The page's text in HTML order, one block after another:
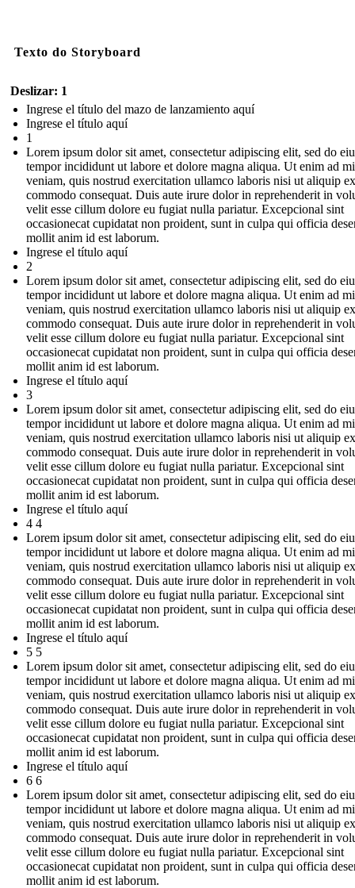
Texto do Storyboard
Deslizar: 1
Ingrese el título del mazo de lanzamiento aquí
Ingrese el título aquí
1
Lorem ipsum dolor sit amet, consectetur adipiscing elit, sed do
tempor incididunt ut labore et dolore magna aliqua. Ut enim ad
veniam, quis nostrud exercitation ullamco laboris nisi ut aliquip
commodo consequat. Duis aute irure dolor in reprehenderit in
velit esse cillum dolore eu fugiat nulla pariatur. Excepcional sint
occasionecat cupidatat non proident, sunt in culpa qui officia
mollit anim id est laborum.
Ingrese el título aquí
2
Lorem ipsum dolor sit amet, consectetur adipiscing elit, sed do
tempor incididunt ut labore et dolore magna aliqua. Ut enim ad
veniam, quis nostrud exercitation ullamco laboris nisi ut aliquip
commodo consequat. Duis aute irure dolor in reprehenderit in
velit esse cillum dolore eu fugiat nulla pariatur. Excepcional sint
occasionecat cupidatat non proident, sunt in culpa qui officia
mollit anim id est laborum.
Ingrese el título aquí
3
Lorem ipsum dolor sit amet, consectetur adipiscing elit, sed do
tempor incididunt ut labore et dolore magna aliqua. Ut enim ad
veniam, quis nostrud exercitation ullamco laboris nisi ut aliquip
commodo consequat. Duis aute irure dolor in reprehenderit in
velit esse cillum dolore eu fugiat nulla pariatur. Excepcional sint
occasionecat cupidatat non proident, sunt in culpa qui officia
mollit anim id est laborum.
Ingrese el título aquí
4 4
Lorem ipsum dolor sit amet, consectetur adipiscing elit, sed do
tempor incididunt ut labore et dolore magna aliqua. Ut enim ad
veniam, quis nostrud exercitation ullamco laboris nisi ut aliquip
commodo consequat. Duis aute irure dolor in reprehenderit in
velit esse cillum dolore eu fugiat nulla pariatur. Excepcional sint
occasionecat cupidatat non proident, sunt in culpa qui officia
mollit anim id est laborum.
Ingrese el título aquí
5 5
Lorem ipsum dolor sit amet, consectetur adipiscing elit, sed do
tempor incididunt ut labore et dolore magna aliqua. Ut enim ad
veniam, quis nostrud exercitation ullamco laboris nisi ut aliquip
commodo consequat. Duis aute irure dolor in reprehenderit in
velit esse cillum dolore eu fugiat nulla pariatur. Excepcional sint
occasionecat cupidatat non proident, sunt in culpa qui officia
mollit anim id est laborum.
Ingrese el título aquí
6 6
Lorem ipsum dolor sit amet, consectetur adipiscing elit, sed do
tempor incididunt ut labore et dolore magna aliqua. Ut enim ad
veniam, quis nostrud exercitation ullamco laboris nisi ut aliquip
commodo consequat. Duis aute irure dolor in reprehenderit in
velit esse cillum dolore eu fugiat nulla pariatur. Excepcional sint
occasionecat cupidatat non proident, sunt in culpa qui officia
mollit anim id est laborum.